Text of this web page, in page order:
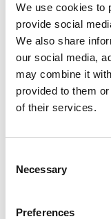
We use cookies to
provide social
We also share
our social media,
may combine it
provided to them
of their services.
Selection
Necessary
Preferences
7 Agosto 2026
Nel primo
costruzione
Repubblica